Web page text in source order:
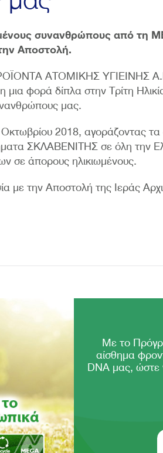
συνανθρώπους από τη
Αποστολή.
ΑΤΟΜΙΚΗΣ ΥΓΙΕΙΝΗΣ Α.Ε.
μια φορά δίπλα στην Τρίτη
μας.
Οκτωβρίου 2018, αγοράζοντας
ΣΚΛΑΒΕΝΙΤΗΣ σε όλη την
σε άπορους ηλικιωμένους.
με την Αποστολή της Ιεράς
Με το
αίσθημα
DNA μας, ώστε